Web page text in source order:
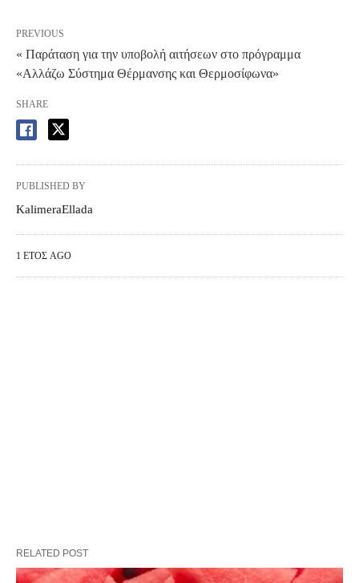
PREVIOUS
« Παράταση για την υποβολή αιτήσεων στο πρόγραμμα
«Αλλάζω Σύστημα Θέρμανσης και Θερμοσίφωνα»
SHARE
PUBLISHED BY
KalimeraEllada
1 ΈΤΟΣ AGO
RELATED POST